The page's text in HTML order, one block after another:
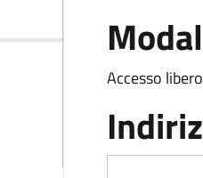
Accesso libero